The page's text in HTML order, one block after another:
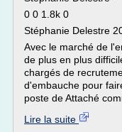
0 0 1.8k 0
Stéphanie Delestre
Avec le marché de
de plus en plus
chargés de
d'embauche pour
poste de Attaché
Lire la suite